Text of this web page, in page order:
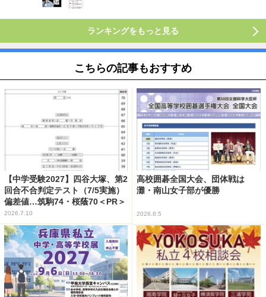
ランキングをもっと見る
こちらの記事もおすすめ
【中学受験2027】四谷大塚、第2
回合不合判定テスト（7/5実施）
偏差値…筑駒74・桜蔭70＜PR＞
2026.7.10
高校囲碁全国大会、団体戦は
灘・南山女子部が優勝
2026.8.5